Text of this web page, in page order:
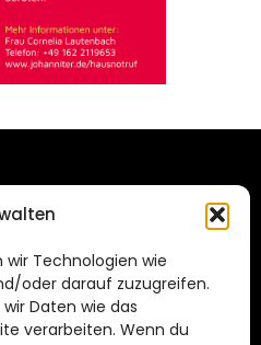
wir Technologien wie
oder darauf zuzugreifen.
Daten wie das
verarbeiten. Wenn du